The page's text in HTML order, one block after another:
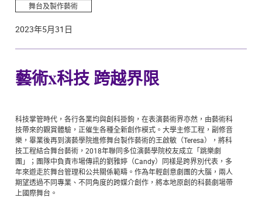
舞台及製作藝術
2023年5月31日
藝術x科技 跨越界限
科技掌管時代，各行各業均與創科掛鉤，在表演藝術界亦然，由藝術科
技帶來的觀賞體驗，正催生各種全新創作模式。大學主修工程，副修音
樂，畢業後再到演藝學院進修舞台製作藝術的王啟敏（Teresa），將科
技工程結合舞台藝術，2018年聯同多位演藝學院校友成立「跳樂劇
團」；團隊中負責市場傳訊的劉雅婷（Candy）同樣是跨界別代表，多
年來遊走於舞台管理和公共關係範疇。作為年輕創意劇團的大腦，兩人
期望透過不同專業、不同角度的跨媒介創作，將本地原創的科藝劇場帶
上國際舞台。